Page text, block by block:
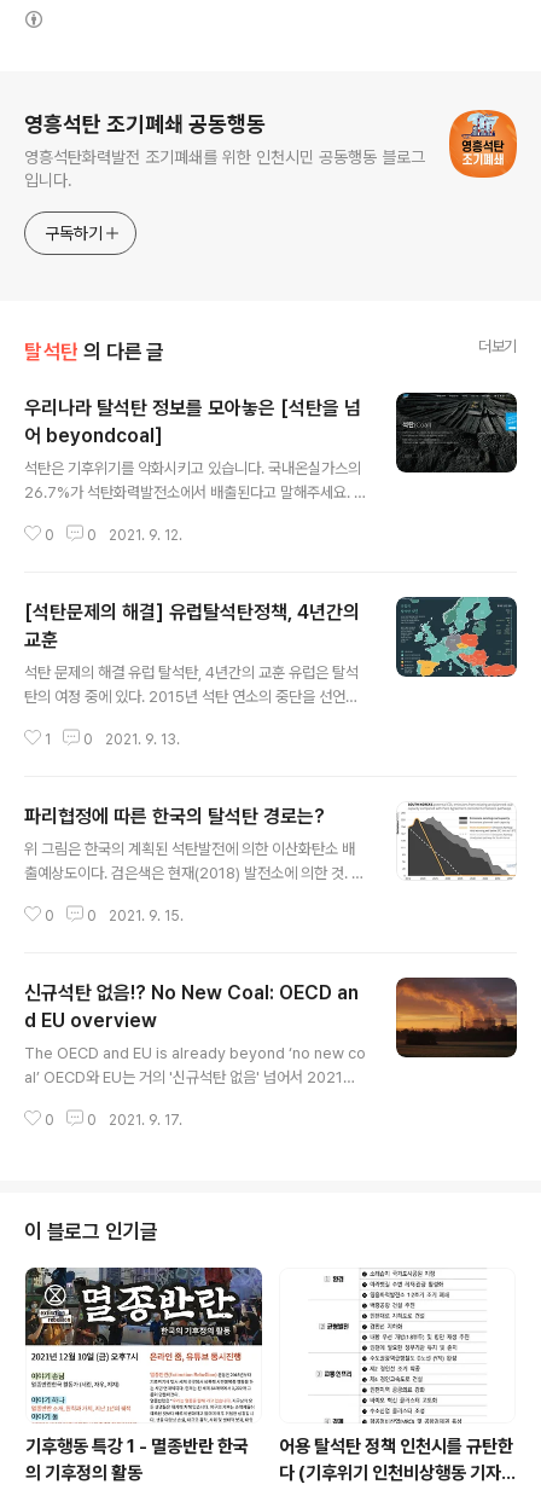
영흥석탄 조기폐쇄 공동행동
영흥석탄화력발전 조기폐쇄를 위한 인천시민 공동행동 블로그
입니다.
구독하기
탈석탄 의 다른 글 더보기
우리나라 탈석탄 정보를 모아놓은 [석탄을 넘
어 beyondcoal]
석탄은 기후위기를 악화시키고 있습니다. 국내온실가스의
26.7%가 석탄화력발전소에서 배출된다고 말해주세요. 석
0 0 2021. 9. 12.
[석탄문제의 해결] 유럽탈석탄정책, 4년간의
교훈
석탄 문제의 해결 유럽 탈석탄, 4년간의 교훈 유럽은 탈석
탄의 여정 중에 있다. 2015년 석탄 연소의 중단을 선언한
련한 정책에 대한 경험을 검토해 보았다. 먼저 10개국의 2
해 공유할 교휸이 있는지 확인한 후, 위 9가지 요건 각각에
대하여 바람직한 탈석탄 정책을 위해 '해야할 사항과'과 '하
지 말아야 할 사항'에 대한 지침을 작성했다. 본 개요에서는
제시한다. 탈석탄 정책을 개발하는 국가들이 본 보고서를
1 0 2021. 9. 13.
파리협정에 따른 한국의 탈석탄 경로는?
위 그림은 한국의 계획된 석탄발전에 의한 이산화탄소 배
출예상도이다. 검은색은 현재(2018) 발전소에 의한 것. 회
량이다. 노란색 경로는 파리협정(1.5도 제한)에 따른 경로.
의 전환, 파리협정에 따른 한국의 과학 기반 탈석탄 경로 (2
020. 2) http://beyondcoal.kr/data/file/42/17944
12b3df5dd22ad3e4e.pdf
0 0 2021. 9. 15.
신규석탄 없음!? No New Coal: OECD an
d EU overview
The OECD and EU is already beyond ‘no new co
al’ OECD와 EU는 거의 '신규석탄 없음' 넘어서 2021년
및 EU의 신규 석탄 파이프라인은 2015년 이후 85%가 붕
과합니다. 12 OECD 및 EU 국가는 2015년부터 새로운
석탄 프로젝트를 고려했지만 더 이상 개발 중인 프로젝트
가 없습니다. 5개의 OECD 및 EU 국가가 건설 전 파이프
라인에 석탄 프로젝트를 가지고 있습니다. 모두 진행되지
않을 것입니다. 자료출처 : https..
0 0 2021. 9. 17.
이 블로그 인기글
기후행동 특강 1 - 멸종반란 한국
의 기후정의 활동
어용 탈석탄 정책 인천시를 규탄한
다 (기후위기 인천비상행동 기자